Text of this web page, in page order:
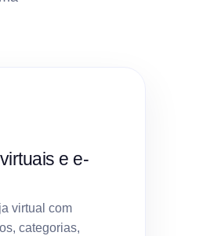
e e-
virtual com
categorias,